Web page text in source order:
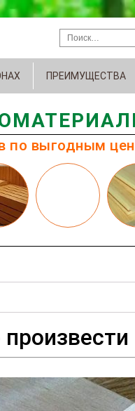
ПРЕИМУЩЕСТВА
по выгодным